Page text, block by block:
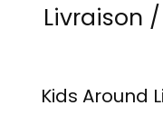
Livraison
Kids Around